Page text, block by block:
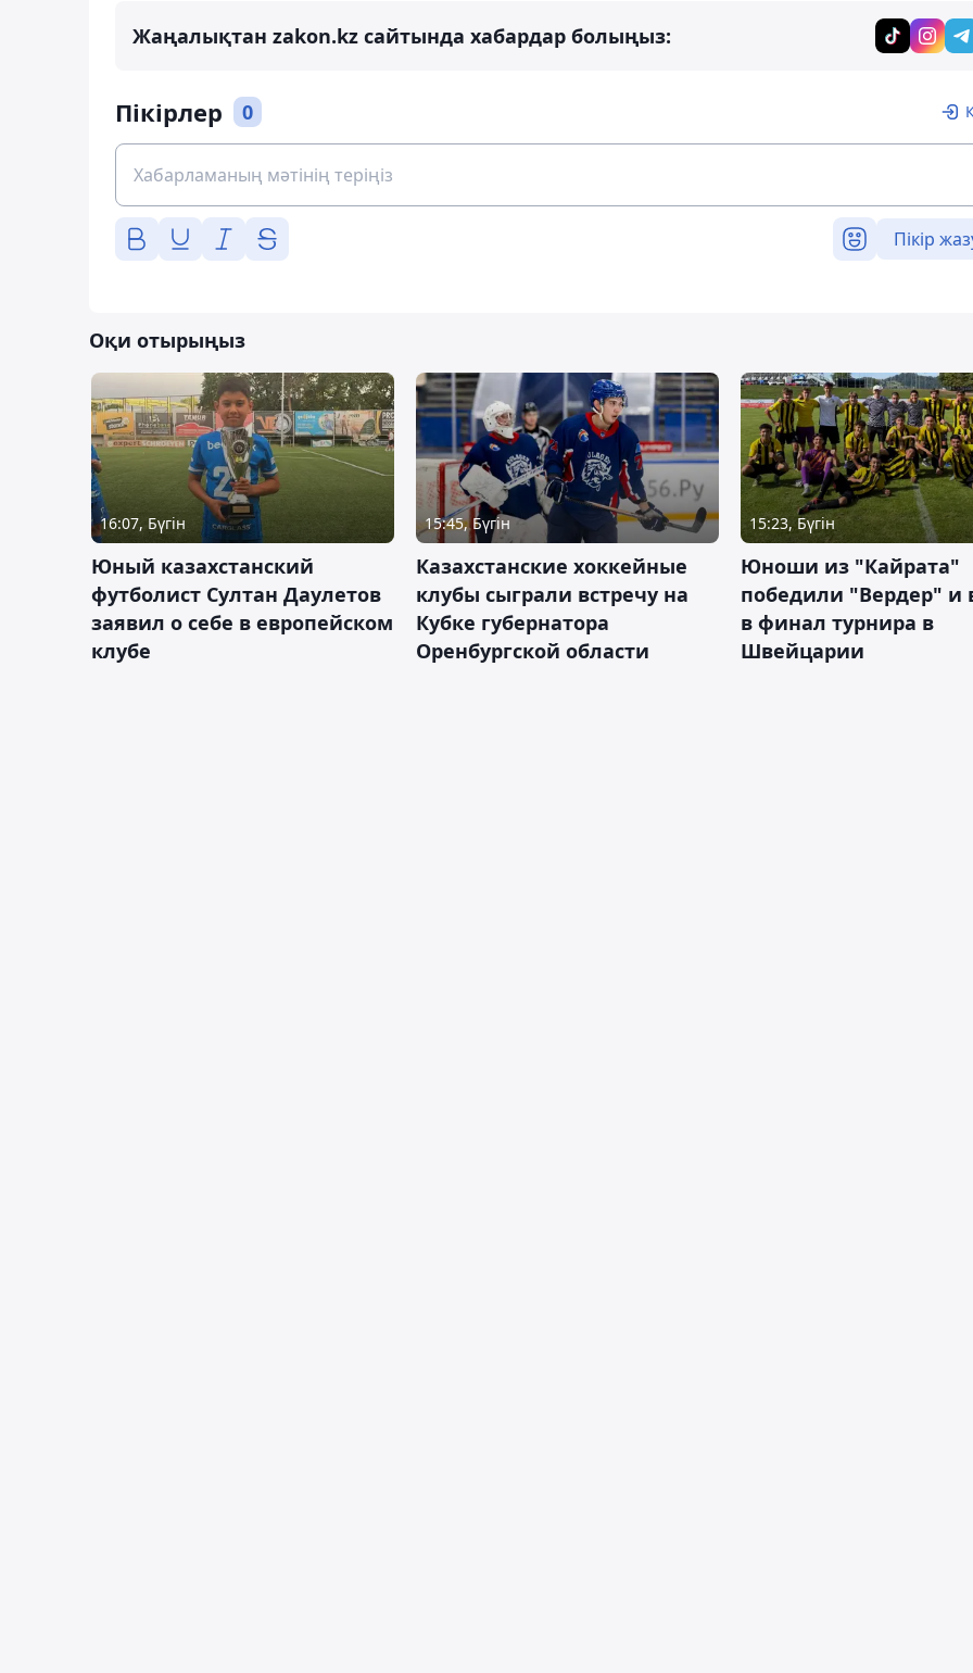
Жаңалықтан zakon.kz сайтында хабардар болыңыз:
Пікірлер 0
Пікір
Оқи отырыңыз
16:07, Бүгін
Юный казахстанский
футболист Султан Даулетов
заявил о себе в европейском
клубе
15:45, Бүгін
Казахстанские хоккейные
клубы сыграли встречу на
Кубке губернатора
Оренбургской области
15:23, Бүгін
Юноши из "Кайрата"
победили "Вердер"
в финал турнира в
Швейцарии